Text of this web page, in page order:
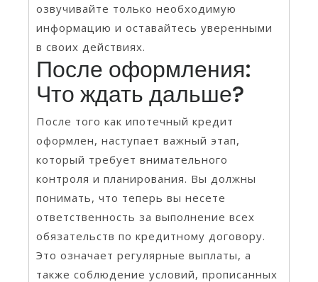
озвучивайте только необходимую
информацию и оставайтесь уверенными
в своих действиях.
После оформления:
Что ждать дальше?
После того как ипотечный кредит
оформлен, наступает важный этап,
который требует внимательного
контроля и планирования. Вы должны
понимать, что теперь вы несете
ответственность за выполнение всех
обязательств по кредитному договору.
Это означает регулярные выплаты, а
также соблюдение условий, прописанных